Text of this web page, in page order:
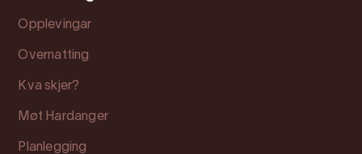
Opplevingar
Overnatting
Kva skjer?
Møt Hardanger
Planlegging